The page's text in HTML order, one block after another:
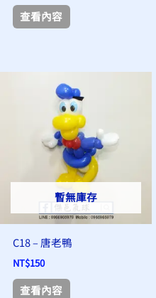
查看內容
暫無庫存
C18 – 唐老鴨
NT$150
查看內容